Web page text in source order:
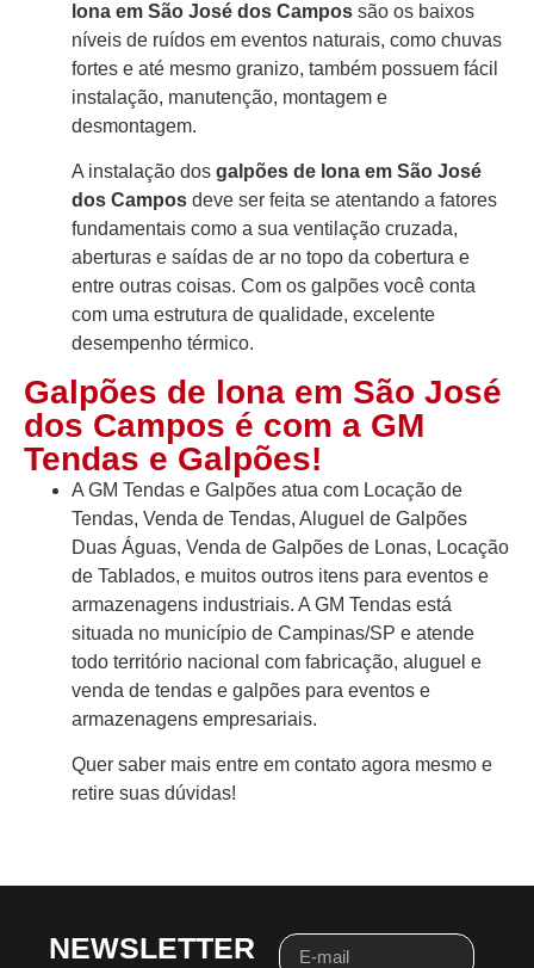
lona em São José dos Campos são os baixos
níveis de ruídos em eventos naturais, como chuvas
fortes e até mesmo granizo, também possuem fácil
instalação, manutenção, montagem e
desmontagem.
A instalação dos galpões de lona em São José
dos Campos deve ser feita se atentando a fatores
fundamentais como a sua ventilação cruzada,
aberturas e saídas de ar no topo da cobertura e
entre outras coisas. Com os galpões você conta
com uma estrutura de qualidade, excelente
desempenho térmico.
Galpões de lona em São José
dos Campos é com a GM
Tendas e Galpões!
A GM Tendas e Galpões atua com Locação de
Tendas, Venda de Tendas, Aluguel de Galpões
Duas Águas, Venda de Galpões de Lonas, Locação
de Tablados, e muitos outros itens para eventos e
armazenagens industriais. A GM Tendas está
situada no município de Campinas/SP e atende
todo território nacional com fabricação, aluguel e
venda de tendas e galpões para eventos e
armazenagens empresariais.
Quer saber mais entre em contato agora mesmo e
retire suas dúvidas!
NEWSLETTER